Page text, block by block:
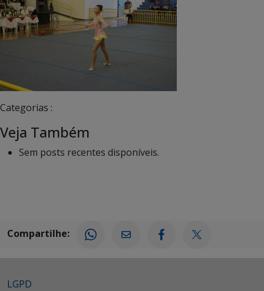
Categorias :
Veja Também
Sem posts recentes disponíveis.
Compartilhe:
LGPD